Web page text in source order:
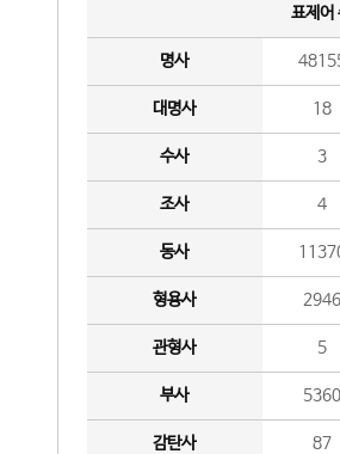
표제어
명사
대명사 18
수사 3
조사 4
동사
형용사 2946
관형사 5
부사 5360
감탄사 87